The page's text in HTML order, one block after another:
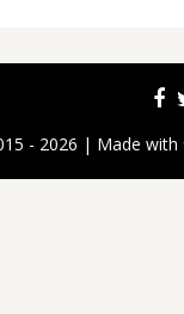
- 2026 | Made